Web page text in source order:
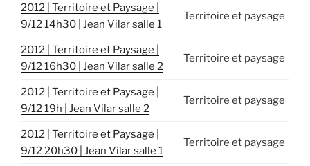
2012 | Territoire et Paysage |
9/12 14h30 | Jean Vilar salle 1
Territoire et paysage
2012 | Territoire et Paysage |
9/12 16h30 | Jean Vilar salle 2
Territoire et paysage
2012 | Territoire et Paysage |
9/12 19h | Jean Vilar salle 2
Territoire et paysage
2012 | Territoire et Paysage |
9/12 20h30 | Jean Vilar salle 1
Territoire et paysage